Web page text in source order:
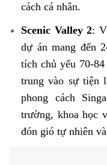
cách cá nhân.
Scenic Valley 2:
dự án mang đến
tích chủ yếu 70-
trung vào sự tiện
phong cách
trường, khoa học
đón gió tự nhiên